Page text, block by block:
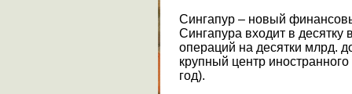
Сингапур – новый
Сингапура входит в
операций на десятки млрд.
крупный центр
год).